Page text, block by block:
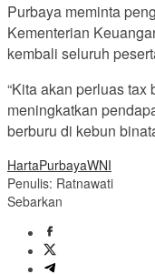
Purbaya meminta
Kementerian
kembali seluruh
“Kita akan perluas
meningkatkan
berburu di kebun
HartaPurbayaWNI
Penulis: Ratnawati
Sebarkan